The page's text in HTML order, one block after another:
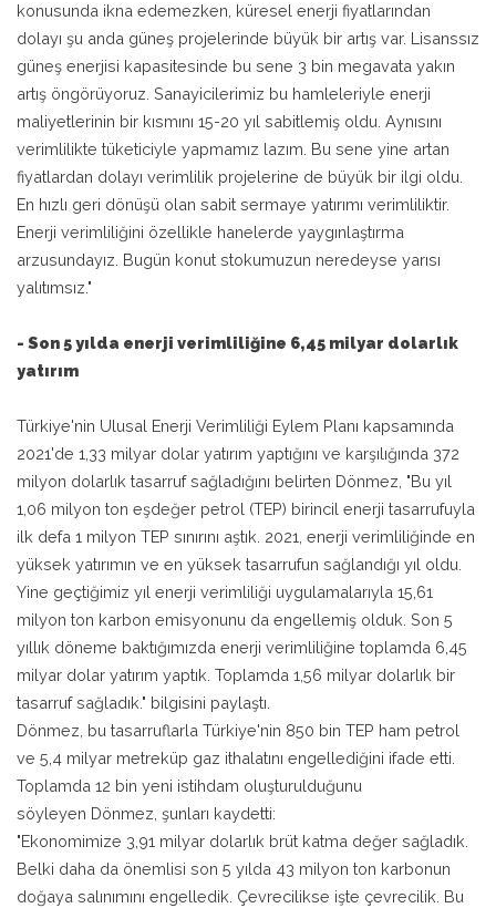
konusunda ikna edemezken, küresel enerji fiyatlarından
dolayı şu anda güneş projelerinde büyük bir artış var. Lisanssız
güneş enerjisi kapasitesinde bu sene 3 bin megavata yakın
artış öngörüyoruz. Sanayicilerimiz bu hamleleriyle enerji
maliyetlerinin bir kısmını 15-20 yıl sabitlemiş oldu. Aynısını
verimlilikte tüketiciyle yapmamız lazım. Bu sene yine artan
fiyatlardan dolayı verimlilik projelerine de büyük bir ilgi oldu.
En hızlı geri dönüşü olan sabit sermaye yatırımı verimliliktir.
Enerji verimliliğini özellikle hanelerde yaygınlaştırma
arzusundayız. Bugün konut stokumuzun neredeyse yarısı
yalıtımsız."
- Son 5 yılda enerji verimliliğine 6,45 milyar dolarlık
yatırım
Türkiye'nin Ulusal Enerji Verimliliği Eylem Planı kapsamında
2021'de 1,33 milyar dolar yatırım yaptığını ve karşılığında 372
milyon dolarlık tasarruf sağladığını belirten Dönmez, "Bu yıl
1,06 milyon ton eşdeğer petrol (TEP) birincil enerji tasarrufuyla
ilk defa 1 milyon TEP sınırını aştık. 2021, enerji verimliliğinde en
yüksek yatırımın ve en yüksek tasarrufun sağlandığı yıl oldu.
Yine geçtiğimiz yıl enerji verimliliği uygulamalarıyla 15,61
milyon ton karbon emisyonunu da engellemiş olduk. Son 5
yıllık döneme baktığımızda enerji verimliliğine toplamda 6,45
milyar dolar yatırım yaptık. Toplamda 1,56 milyar dolarlık bir
tasarruf sağladık." bilgisini paylaştı.
Dönmez, bu tasarruflarla Türkiye'nin 850 bin TEP ham petrol
ve 5,4 milyar metreküp gaz ithalatını engellediğini ifade etti.
Toplamda 12 bin yeni istihdam oluşturulduğunu
söyleyen Dönmez, şunları kaydetti:
"Ekonomimize 3,91 milyar dolarlık brüt katma değer sağladık.
Belki daha da önemlisi son 5 yılda 43 milyon ton karbonun
doğaya salınımını engelledik. Çevrecilikse işte çevrecilik. Bu